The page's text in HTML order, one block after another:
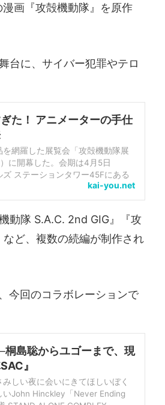
漫画『攻殻機動隊』を原作
台に、サイバー犯罪やテロ
た！ アニメーターの手仕
網羅した展覧会「攻殻機動隊展
に開幕した。会期は4月5日
ズ ステーションタワー45Fにある
TOKYO NODE GALLERYを会場
kai-you.net
動隊 S.A.C. 2nd GIG』『攻
ど、複数の続編が制作され
今回のコラボレーションで
島聡からユゴーまで、現
』
しい夜に会いにきてほしいぼく
John Hinckley「Never Ending